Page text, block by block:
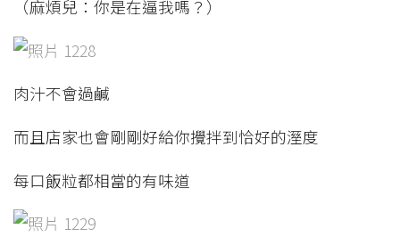
（麻煩兒：你是在逼我嗎？）
肉汁不會過鹹
而且店家也會剛剛好給你攪拌到恰好的溼度
每口飯粒都相當的有味道